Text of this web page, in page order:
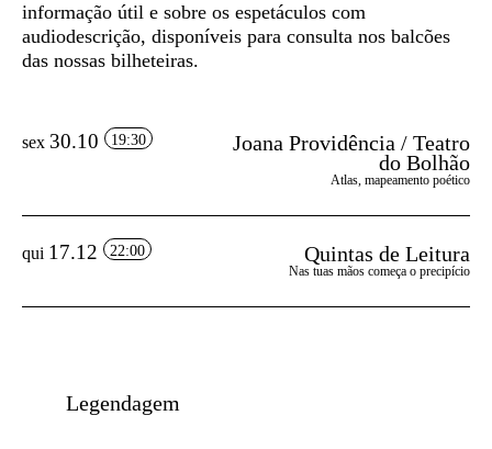
informação útil e sobre os espetáculos com
audiodescrição, disponíveis para consulta nos balcões
das nossas bilheteiras.
sex 30.10 19:30
Joana Providência / Teatro
do Bolhão
Atlas, mapeamento poético
qui 17.12 22:00 Quintas de Leitura
Nas tuas mãos começa o precipício
Legendagem